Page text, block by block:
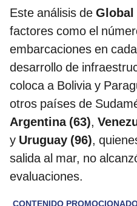
Este análisis de Global
factores como el
embarcaciones en
desarrollo de
coloca a Bolivia y
otros países de
Argentina (63),
y Uruguay (96),
salida al mar, no
evaluaciones.